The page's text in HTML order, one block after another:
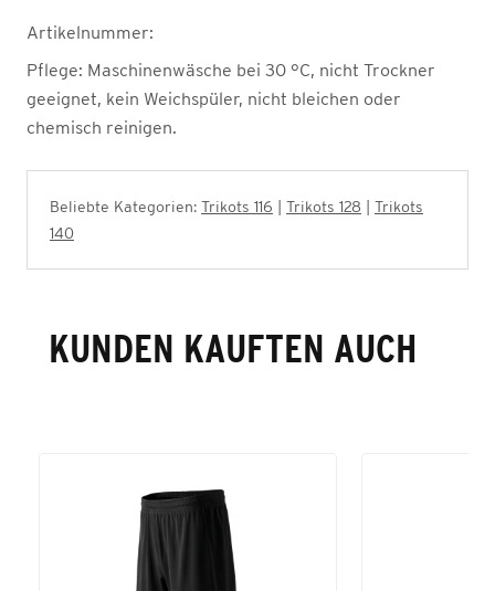
Artikelnummer:
Pflege: Maschinenwäsche bei 30 °C, nicht Trockner
geeignet, kein Weichspüler, nicht bleichen oder
chemisch reinigen.
Beliebte Kategorien: Trikots 116 Trikots 128
Trikots
140
KUNDEN KAUFTEN AUCH